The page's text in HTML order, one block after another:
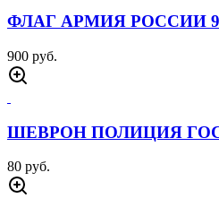
ФЛАГ АРМИЯ РОССИИ
900 руб.
ШЕВРОН ПОЛИЦИЯ
80 руб.